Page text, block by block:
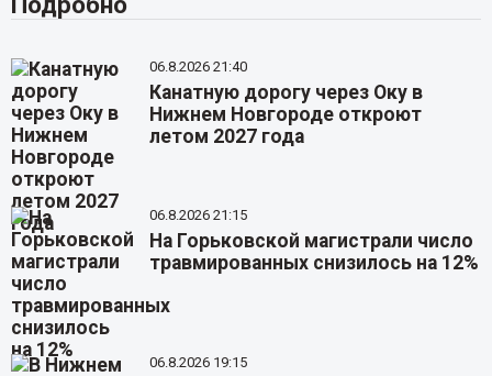
06.8.2026 21:40
Канатную дорогу через Оку в
Нижнем Новгороде откроют
летом 2027 года
06.8.2026 21:15
На Горьковской магистрали число
травмированных снизилось на 12%
06.8.2026 19:15